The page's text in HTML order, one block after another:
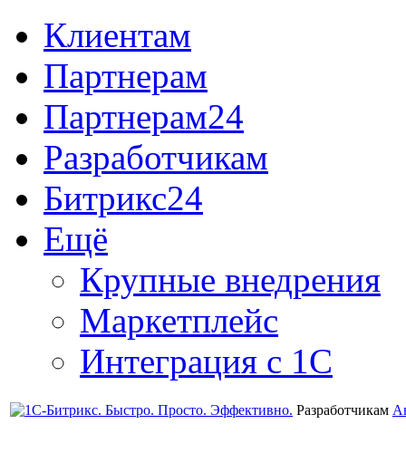
Клиентам
Партнерам
Партнерам24
Разработчикам
Битрикс24
Ещё
Крупные внедрения
Маркетплейс
Интеграция с 1С
Разработчикам